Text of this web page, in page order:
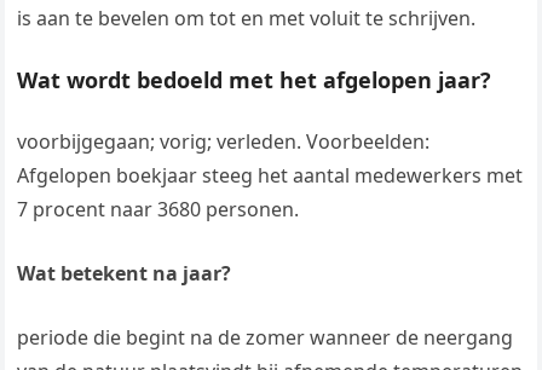
is aan te bevelen om tot en met voluit te schrijven.
Wat wordt bedoeld met het afgelopen jaar?
voorbijgegaan; vorig; verleden. Voorbeelden:
Afgelopen boekjaar steeg het aantal medewerkers met
7 procent naar 3680 personen.
Wat betekent na jaar?
periode die begint na de zomer wanneer de neergang